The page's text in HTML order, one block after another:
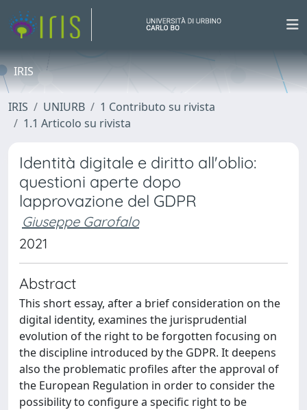
IRIS
IRIS UNIURB
1 Contributo su rivista
1.1 Articolo su rivista
Identità digitale e diritto all'oblio:
questioni aperte dopo
lapprovazione del GDPR
Giuseppe Garofalo
2021
Abstract
This short essay, after a brief consideration on the
digital identity, examines the jurisprudential
evolution of the right to be forgotten focusing on
the discipline introduced by the GDPR. It deepens
also the problematic profiles after the approval of
the European Regulation in order to consider the
possibility to configure a specific right to be